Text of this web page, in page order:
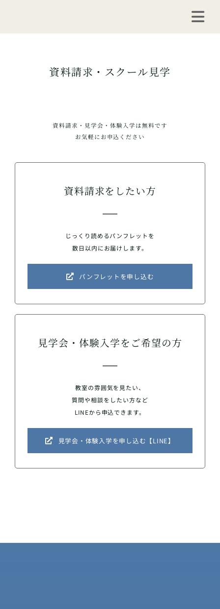
新着情報
資料請求・スクール見学
資料請求・見学会・体験入学は無料です
お気軽にお申込ください
資料請求をしたい方
じっくり読めるパンフレットを
数日以内にお届けします。
パンフレットを申し込む
見学会・体験入学をご希望の方
教室の雰囲気を見たい、
質問や相談をしたい方など
LINEから申込できます。
見学会・体験入学を申し込む【LINE】